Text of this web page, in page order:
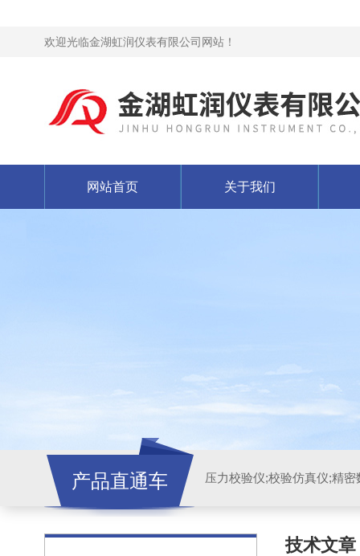
欢迎光临金湖虹润仪表有限公司网站！
网站首页 关于我们
产品直通车
技术文章